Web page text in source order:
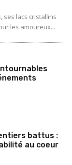
ses lacs cristallins
les amoureux...
battus :
au coeur